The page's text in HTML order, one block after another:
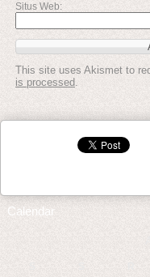
Situs Web
This site uses Akismet to
is processed.
Calendar